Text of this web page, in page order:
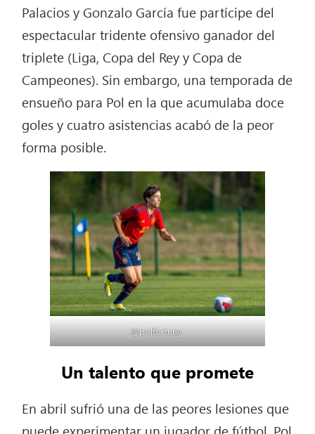
Palacios y Gonzalo García fue partícipe del
espectacular tridente ofensivo ganador del
triplete (Liga, Copa del Rey y Copa de
Campeones). Sin embargo, una temporada de
ensueño para Pol en la que acumulaba doce
goles y cuatro asistencias acabó de la peor
forma posible.
@polfortuny_
Un talento que promete
En abril sufrió una de las peores lesiones que
puede experimentar un jugador de fútbol. Pol